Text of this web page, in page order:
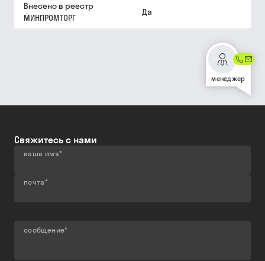
Внесено в реестр
МИНПРОМТОРГ
Да
менеджер
Свяжитесь с нами
ваше имя*
почта*
сообщение*